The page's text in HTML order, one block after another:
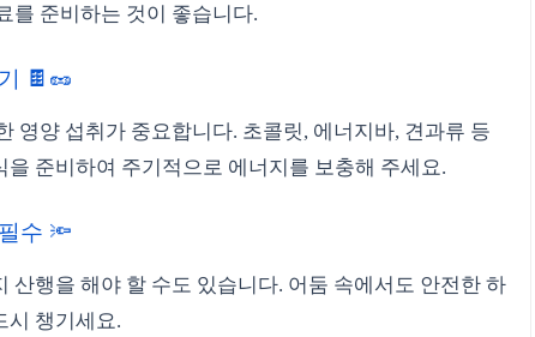
를 준비하는 것이 좋습니다.
🍫🥜
영양 섭취가 중요합니다. 초콜릿, 에너지바, 견과류 등
준비하여 주기적으로 에너지를 보충해 주세요.
수 🔦
산행을 해야 할 수도 있습니다. 어둠 속에서도 안전한 하
시 챙기세요.